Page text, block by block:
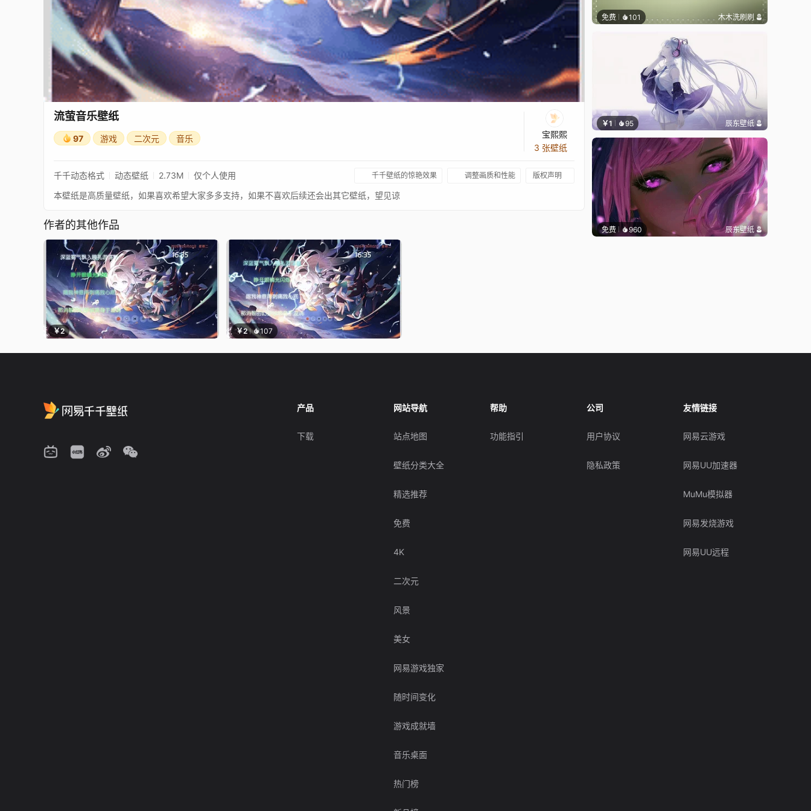
流萤音乐壁纸
97 游戏 二次元 音乐
宝熙熙
3 张壁纸
千千动态格式 动态壁纸 2.73M 仅个人使用 千千壁纸的惊艳效果 调整画质和性能 版权声明
本壁纸是高质量壁纸，如果喜欢希望大家多多支持，如果不喜欢后续还会出其它壁纸，望见谅
作者的其他作品
￥2 ￥2 107
免费 101 木木洗刷刷
￥1 95 辰东壁纸
免费 960 辰东壁纸
产品
下载
网站导航
站点地图
壁纸分类大全
精选推荐
免费
4K
二次元
风景
美女
网易游戏独家
随时间变化
游戏成就墙
音乐桌面
热门榜
帮助
功能指引
公司
用户协议
隐私政策
友情链接
网易云游戏
网易UU加速器
MuMu模拟器
网易发烧游戏
网易UU远程